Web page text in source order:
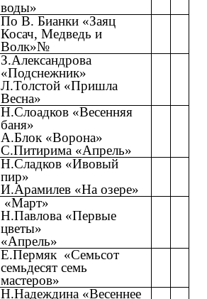
воды»
По В. Бианки «Заяц
Косач, Медведь и
Волк»№
З.Александрова
«Подснежник»
Л.Толстой «Пришла
Весна»
Н.Слоадков «Весенняя
баня»
А.Блок «Ворона»
С.Питирима «Апрель»
Н.Сладков «Ивовый
пир»
И.Арамилев «На озере»
«Март»
Н.Павлова «Первые
цветы»
«Апрель»
Е.Пермяк «Семьсот
семьдесят семь
мастеров»
Н.Надеждина «Весеннее